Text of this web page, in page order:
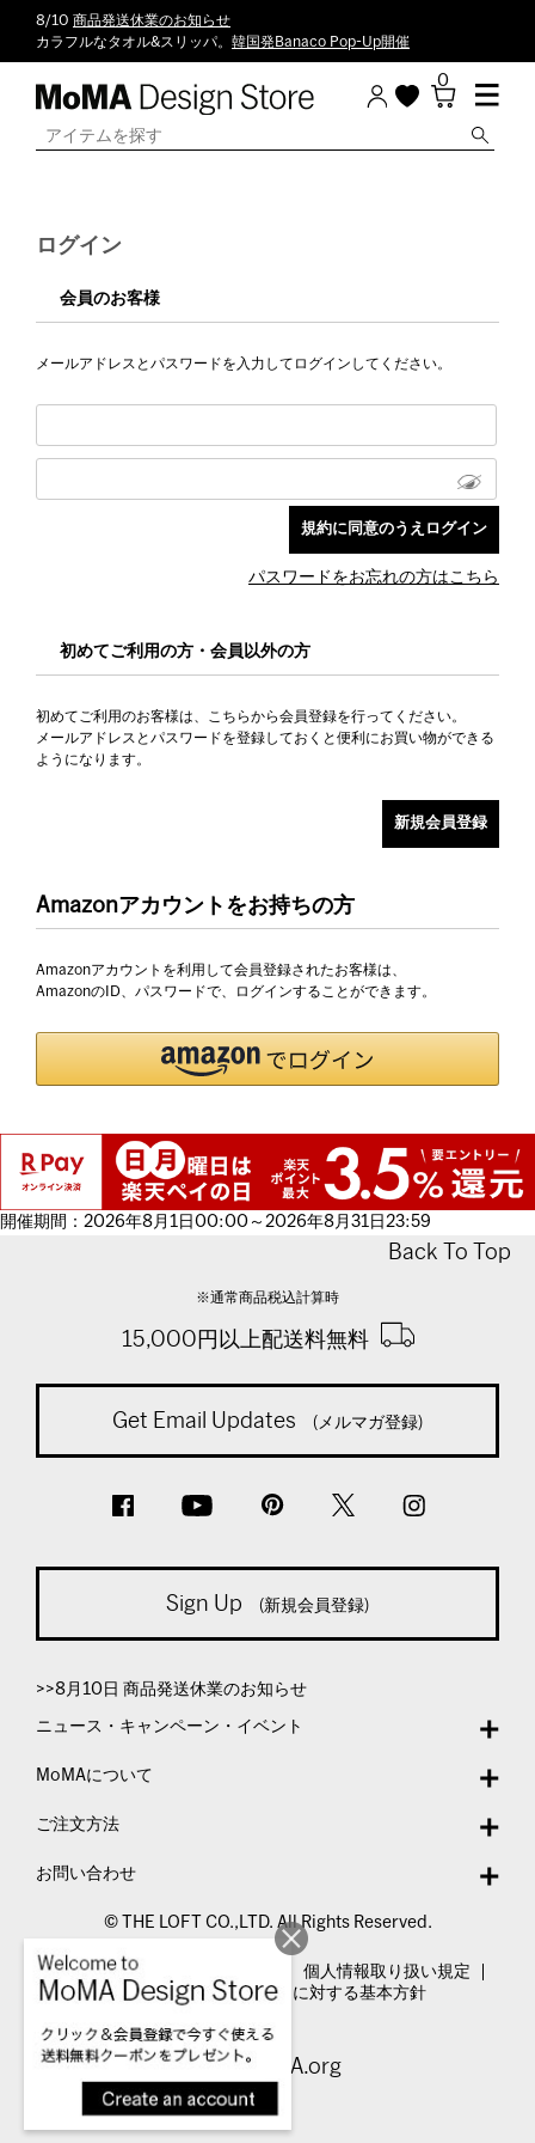
8/10 商品発送休業のお知らせ
カラフルなタオル&スリッパ。 韓国発Banaco Pop-Up開催
0
ログイン
会員のお客様
メールアドレスとパスワードを入力してログインしてください。
パスワードをお忘れの方はこちら
初めてご利用の方・会員以外の方
初めてご利用のお客様は、こちらから会員登録を行ってください。
メールアドレスとパスワードを登録しておくと便利にお買い物ができる
ようになります。
Amazonアカウントをお持ちの方
Amazonアカウントを利用して会員登録されたお客様は、
AmazonのID、パスワードで、ログインすることができます。
開催期間：2026年8月1日00:00～2026年8月31日23:59
Back To Top
※通常商品税込計算時
15,000円以上配送料無料
Get Email Updates (メルマガ登録)
Sign Up (新規会員登録)
>>8月10日 商品発送休業のお知らせ
ニュース・キャンペーン・イベント
MoMAについて
ご注文方法
お問い合わせ
© THE LOFT CO.,LTD. All Rights Reserved.
特定商取引法表示
個人情報取り扱い規定
カスタマーハラスメントに対する基本方針
Visit MoMA.org